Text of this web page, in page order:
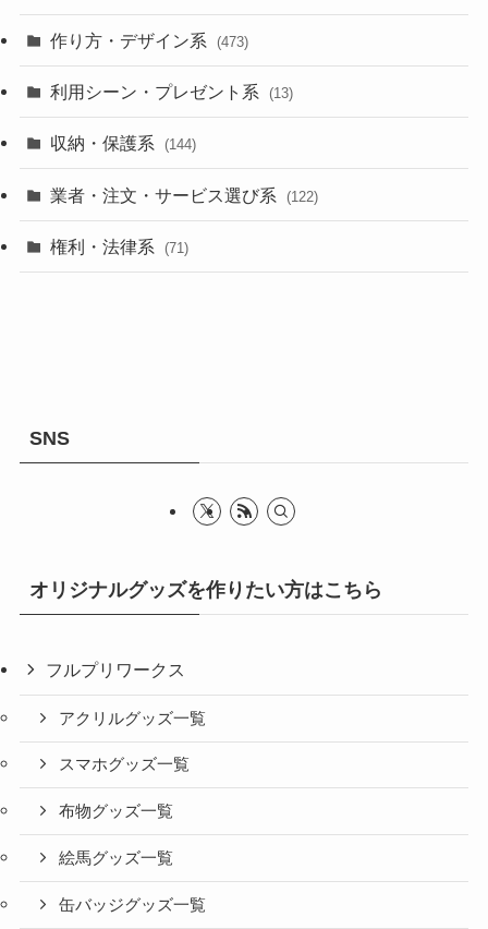
作り方・デザイン系 (473)
利用シーン・プレゼント系 (13)
収納・保護系 (144)
業者・注文・サービス選び系 (122)
権利・法律系 (71)
SNS
オリジナルグッズを作りたい方はこちら
フルプリワークス
アクリルグッズ一覧
スマホグッズ一覧
布物グッズ一覧
絵馬グッズ一覧
缶バッジグッズ一覧